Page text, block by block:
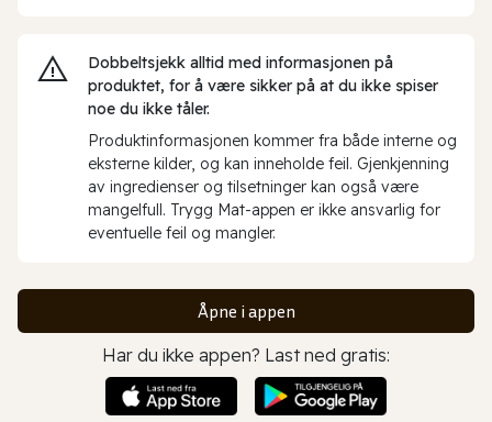
Dobbeltsjekk alltid med informasjonen på
produktet, for å være sikker på at du ikke spiser
noe du ikke tåler.
Produktinformasjonen kommer fra både interne og
eksterne kilder, og kan inneholde feil. Gjenkjenning
av ingredienser og tilsetninger kan også være
mangelfull. Trygg Mat-appen er ikke ansvarlig for
eventuelle feil og mangler.
Åpne i appen
Har du ikke appen? Last ned gratis: